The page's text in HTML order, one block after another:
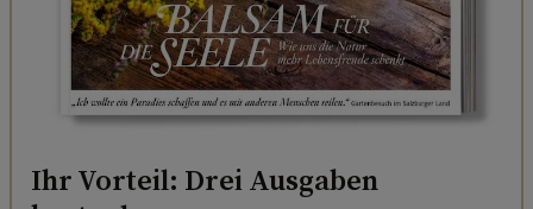
Ihr Vorteil: Drei Ausgaben